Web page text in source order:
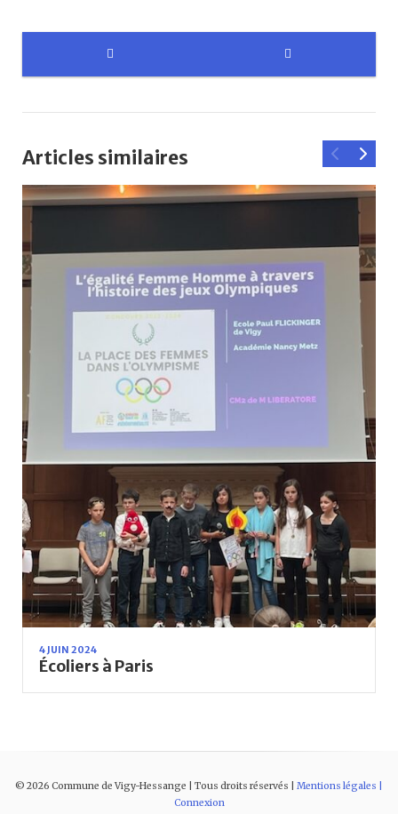
Articles similaires
4 JUIN 2024
Écoliers à Paris
© 2026 Commune de Vigy-Hessange | Tous droits réservés | Mentions légales |
Connexion